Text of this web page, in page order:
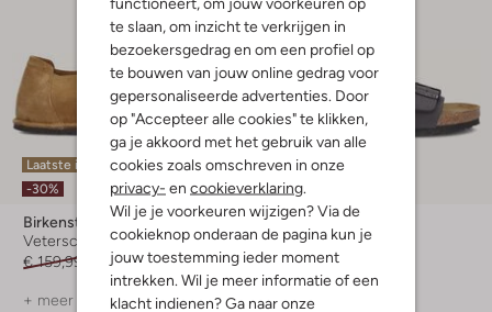
te slaan, om inzicht te verkrijgen in
bezoekersgedrag en om een profiel op
te bouwen van jouw online gedrag voor
gepersonaliseerde advertenties. Door
op "Accepteer alle cookies" te klikken,
ga je akkoord met het gebruik van alle
cookies zoals omschreven in onze
privacy- en cookieverklaring
Wil je je voorkeuren wijzigen? Via de
cookieknop onderaan de pagina kun je
jouw toestemming ieder moment
intrekken. Wil je meer informatie of een
klacht indienen? Ga naar onze
Laatste items
-30%
Birkenstock
Veterschoenen
€ 159,99
€ 111,99
+ meer kleuren
Laatste maten
-10%
Birkenstock
Slippers
€ 89,99 € 80,99
+ meer kleuren